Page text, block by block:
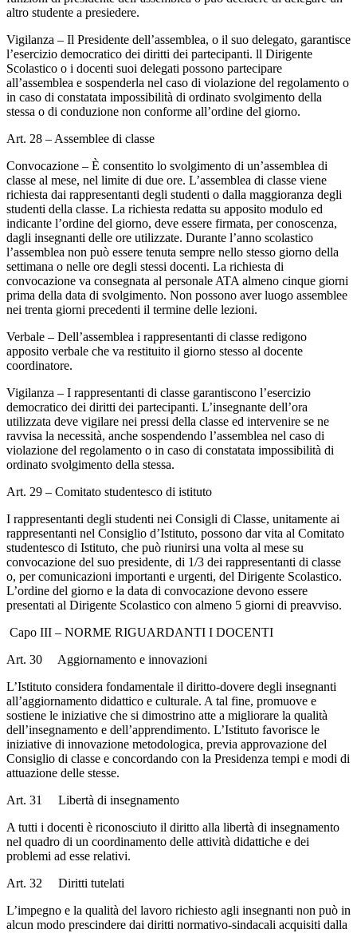
altro studente a presiedere.
Vigilanza – Il Presidente dell’assemblea, o il suo delegato, garantisce
l’esercizio democratico dei diritti dei partecipanti. ll Dirigente
Scolastico o i docenti suoi delegati possono partecipare
all’assemblea e sospenderla nel caso di violazione del regolamento o
in caso di constatata impossibilità di ordinato svolgimento della
stessa o di conduzione non conforme all’ordine del giorno.
Art. 28 – Assemblee di classe
Convocazione – È consentito lo svolgimento di un’assemblea di
classe al mese, nel limite di due ore. L’assemblea di classe viene
richiesta dai rappresentanti degli studenti o dalla maggioranza degli
studenti della classe. La richiesta redatta su apposito modulo ed
indicante l’ordine del giorno, deve essere firmata, per conoscenza,
dagli insegnanti delle ore utilizzate. Durante l’anno scolastico
l’assemblea non può essere tenuta sempre nello stesso giorno della
settimana o nelle ore degli stessi docenti. La richiesta di
convocazione va consegnata al personale ATA almeno cinque giorni
prima della data di svolgimento. Non possono aver luogo assemblee
nei trenta giorni precedenti il termine delle lezioni.
Verbale – Dell’assemblea i rappresentanti di classe redigono
apposito verbale che va restituito il giorno stesso al docente
coordinatore.
Vigilanza – I rappresentanti di classe garantiscono l’esercizio
democratico dei diritti dei partecipanti. L’insegnante dell’ora
utilizzata deve vigilare nei pressi della classe ed intervenire se ne
ravvisa la necessità, anche sospendendo l’assemblea nel caso di
violazione del regolamento o in caso di constatata impossibilità di
ordinato svolgimento della stessa.
Art. 29 – Comitato studentesco di istituto
I rappresentanti degli studenti nei Consigli di Classe, unitamente ai
rappresentanti nel Consiglio d’Istituto, possono dar vita al Comitato
studentesco di Istituto, che può riunirsi una volta al mese su
convocazione del suo presidente, di 1/3 dei rappresentanti di classe
o, per comunicazioni importanti e urgenti, del Dirigente Scolastico.
L’ordine del giorno e la data di convocazione devono essere
presentati al Dirigente Scolastico con almeno 5 giorni di preavviso.
Capo III – NORME RIGUARDANTI I DOCENTI
Art. 30 Aggiornamento e innovazioni
L’Istituto considera fondamentale il diritto-dovere degli insegnanti
all’aggiornamento didattico e culturale. A tal fine, promuove e
sostiene le iniziative che si dimostrino atte a migliorare la qualità
dell’insegnamento e dell’apprendimento. L’Istituto favorisce le
iniziative di innovazione metodologica, previa approvazione del
Consiglio di classe e concordando con la Presidenza tempi e modi di
attuazione delle stesse.
Art. 31 Libertà di insegnamento
A tutti i docenti è riconosciuto il diritto alla libertà di insegnamento
nel quadro di un coordinamento delle attività didattiche e dei
problemi ad esse relativi.
Art. 32 Diritti tutelati
L’impegno e la qualità del lavoro richiesto agli insegnanti non può in
alcun modo prescindere dai diritti normativo-sindacali acquisiti dalla